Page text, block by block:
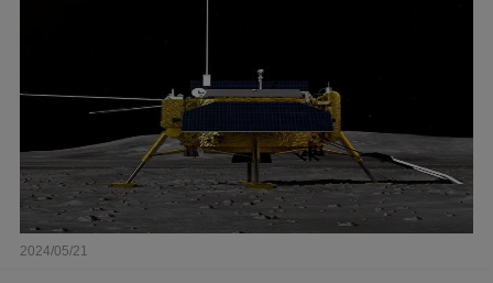
2024/05/21